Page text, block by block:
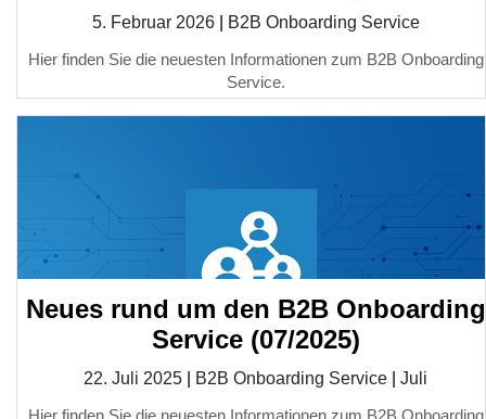
5. Februar 2026
B2B Onboarding Service
Hier finden Sie die neuesten Informationen zum B2B Onboarding
Service.
Neues rund um den B2B Onboarding
Service (07/2025)
22. Juli 2025 B2B Onboarding Service
Juli
Hier finden Sie die neuesten Informationen zum B2B Onboarding